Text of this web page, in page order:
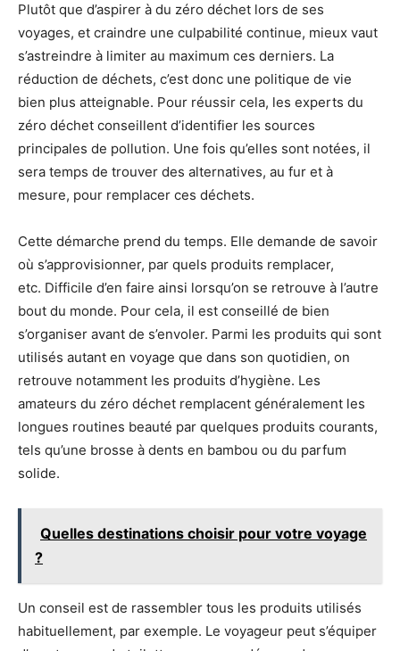
Plutôt que d’aspirer à du zéro déchet lors de ses
voyages, et craindre une culpabilité continue, mieux vaut
s’astreindre à limiter au maximum ces derniers. La
réduction de déchets, c’est donc une politique de vie
bien plus atteignable. Pour réussir cela, les experts du
zéro déchet conseillent d’identifier les sources
principales de pollution. Une fois qu’elles sont notées, il
sera temps de trouver des alternatives, au fur et à
mesure, pour remplacer ces déchets.
Cette démarche prend du temps. Elle demande de savoir
où s’approvisionner, par quels produits remplacer,
etc. Difficile d’en faire ainsi lorsqu’on se retrouve à l’autre
bout du monde. Pour cela, il est conseillé de bien
s’organiser avant de s’envoler. Parmi les produits qui sont
utilisés autant en voyage que dans son quotidien, on
retrouve notamment les produits d’hygiène. Les
amateurs du zéro déchet remplacent généralement les
longues routines beauté par quelques produits courants,
tels qu’une brosse à dents en bambou ou du parfum
solide.
Quelles destinations choisir pour votre voyage
?
Un conseil est de rassembler tous les produits utilisés
habituellement, par exemple. Le voyageur peut s’équiper